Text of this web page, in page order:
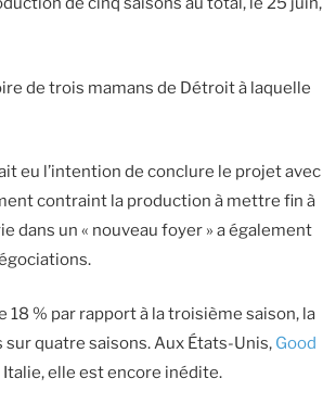
de trois mamans de Détroit à laquelle
eu l’intention de conclure le projet avec
contraint la production à mettre fin à
dans un « nouveau foyer » a également
% par rapport à la troisième saison, la
sur quatre saisons. Aux États-Unis, Good
Italie, elle est encore inédite.